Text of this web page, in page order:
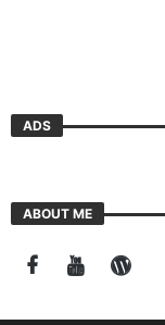
ADS
ABOUT ME